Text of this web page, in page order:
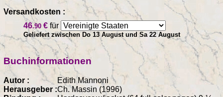
Versandkosten :
46.90 € für
Geliefert zwischen Do 13 August und Sa 22 August
Buchinformationen
Autor :
Edith Mannoni
Herausgeber :Ch. Massin (1996)